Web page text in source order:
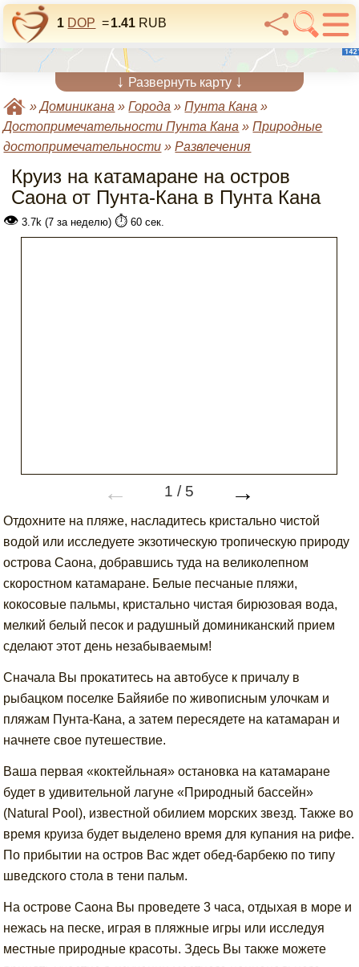
1 DOP =1.41 RUB
↓ Развернуть карту ↓
»Доминикана »Города »Пунта Кана »
Достопримечательности Пунта Кана »Природные
достопримечательности »Развлечения
Круиз на катамаране на остров
Саона от Пунта-Кана в Пунта Кана
👁 3.7k (7 за неделю) ⏱️ 60 сек.
← 1 / 5 →
Отдохните на пляже, насладитесь кристально чистой
водой или исследуете экзотическую тропическую природу
острова Саона, добравшись туда на великолепном
скоростном катамаране. Белые песчаные пляжи,
кокосовые пальмы, кристально чистая бирюзовая вода,
мелкий белый песок и радушный доминиканский прием
сделают этот день незабываемым!
Сначала Вы прокатитесь на автобусе к причалу в
рыбацком поселке Байяибе по живописным улочкам и
пляжам Пунта-Кана, а затем пересядете на катамаран и
начнете свое путешествие.
Ваша первая «коктейльная» остановка на катамаране
будет в удивительной лагуне «Природный бассейн»
(Natural Pool), известной обилием морских звезд. Также во
время круиза будет выделено время для купания на рифе.
По прибытии на остров Вас ждет обед-барбекю по типу
шведского стола в тени пальм.
На острове Саона Вы проведете 3 часа, отдыхая в море и
нежась на песке, играя в пляжные игры или исследуя
местные природные красоты. Здесь Вы также можете